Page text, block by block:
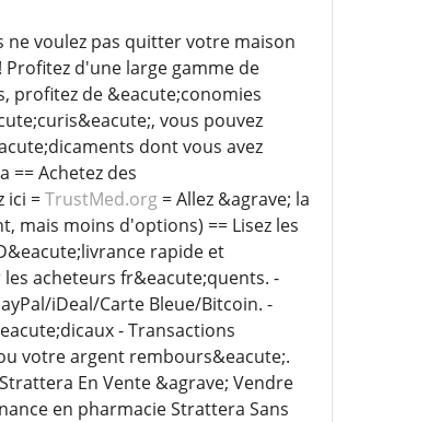
ne voulez pas quitter votre maison
d'une large gamme de
profitez de &eacute;conomies
vous pouvez
dont vous avez
Achetez des
ici =TrustMed.org= Allez &agrave; la
mais moins d'options) == Lisez les
rapide et
acheteurs fr&eacute;quents. -
iDeal/Carte Bleue/Bitcoin. -
- Transactions
votre argent rembours&eacute;.
En Vente &agrave; Vendre
en pharmacie Strattera Sans